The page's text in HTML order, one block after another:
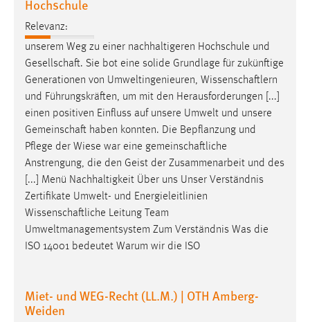
Hochschule
Relevanz:
unserem Weg zu einer nachhaltigeren Hochschule und
Gesellschaft. Sie bot eine solide Grundlage für zukünftige
Generationen von Umweltingenieuren, Wissenschaftlern
und Führungskräften, um mit den Herausforderungen [...]
einen positiven Einfluss auf unsere Umwelt und unsere
Gemeinschaft haben konnten. Die Bepflanzung und
Pflege der Wiese war eine gemeinschaftliche
Anstrengung, die den Geist der Zusammenarbeit und des
[...] Menü Nachhaltigkeit Über uns Unser Verständnis
Zertifikate Umwelt- und Energieleitlinien
Wissenschaftliche Leitung Team
Umweltmanagementsystem Zum Verständnis Was die
ISO 14001 bedeutet Warum wir die ISO
Miet- und WEG-Recht (LL.M.) | OTH Amberg-
Weiden